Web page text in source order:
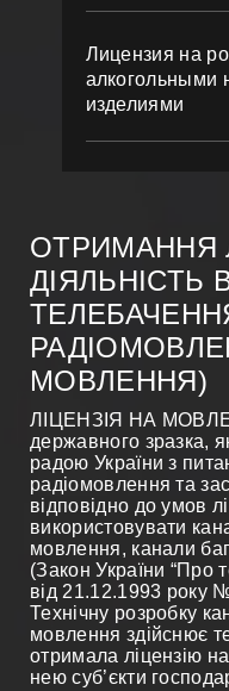
Лицензия на
алкогольными
изделиями
ОТРИМАННЯ
ДІЯЛЬНІСТЬ
МОВЛЕННЯ)
ЛІЦЕНЗІЯ НА
державного зразка,
радою України з
радіомовлення та
відповідно до умов
використовувати
мовлення, канали
(Закон України “Про
від 21.12.1993 року
Технічну розробку
мовлення здійснює
отримала ліцензію
нею суб’єкти